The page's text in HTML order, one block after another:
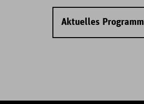
Aktuelles Programm